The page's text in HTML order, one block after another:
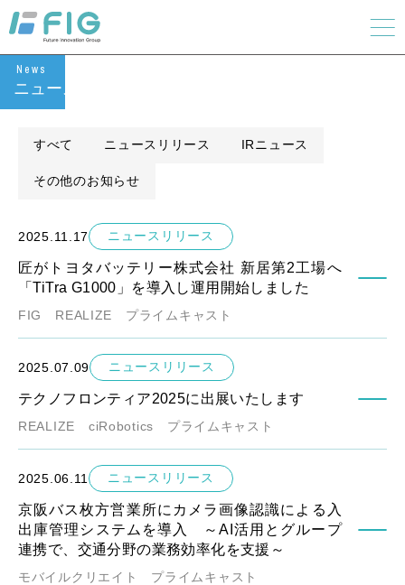
News
ニュース
すべて ニュースリリース IRニュース
その他のお知らせ
2025.11.17 ニュースリリース
匠がトヨタバッテリー株式会社 新居第2工場へ
「TiTra G1000」を導入し運用開始しました
FIG REALIZE プライムキャスト
2025.07.09 ニュースリリース
テクノフロンティア2025に出展いたします
REALIZE ciRobotics プライムキャスト
2025.06.11 ニュースリリース
京阪バス枚方営業所にカメラ画像認識による入
出庫管理システムを導入 ～AI活用とグループ
連携で、交通分野の業務効率化を支援～
モバイルクリエイト プライムキャスト